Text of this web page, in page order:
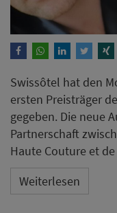
Swissôtel hat den
ersten Preisträger
gegeben. Die neue
Partnerschaft
Haute Couture et
Weiterlesen